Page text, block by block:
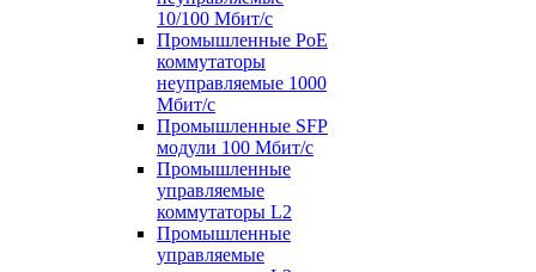
10/100 Мбит/с
Промышленные PoE
коммутаторы
неуправляемые 1000
Мбит/с
Промышленные SFP
модули 100 Мбит/c
Промышленные
управляемые
коммутаторы L2
Промышленные
управляемые